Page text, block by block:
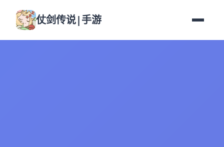
仗剑传说|手游